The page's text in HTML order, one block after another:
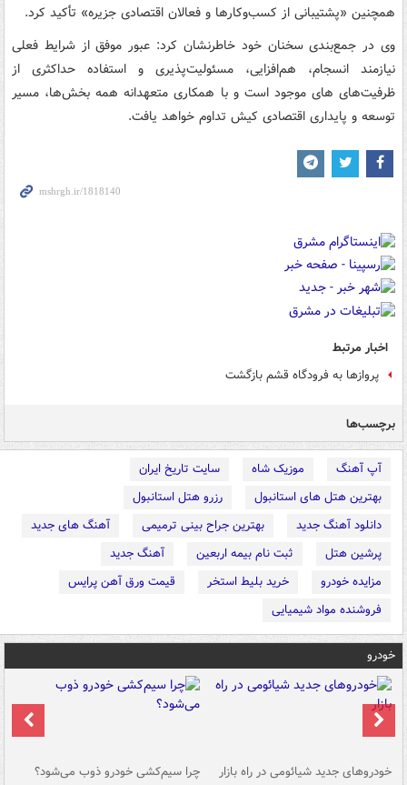
همچنین «پشتیبانی از کسب‌وکارها و فعالان اقتصادی جزیره» تأکید کرد.
وی در جمع‌بندی سخنان خود خاطرنشان کرد: عبور موفق از شرایط فعلی
نیازمند انسجام، هم‌افزایی، مسئولیت‌پذیری و استفاده حداکثری از
ظرفیت‌های های موجود است و با همکاری متعهدانه همه بخش‌ها، مسیر
توسعه و پایداری اقتصادی کیش تداوم خواهد یافت.
اخبار مرتبط
پروازها به فرودگاه قشم بازگشت
برچسب‌ها
آپ آهنگ موزیک شاه
سایت تاریخ ایران
بهترین هتل های استانبول
رزرو هتل استانبول
دانلود آهنگ جدید
بهترین جراح بینی ترمیمی
آهنگ های جدید
پرشین هتل
ثبت نام بیمه اربعین
آهنگ جدید
مزایده خودرو
خرید بلیط استخر
قیمت ورق آهن پرایس
فروشنده مواد شیمیایی
خودرو
خودروهای جدید شیائومی در راه بازار چرا سیم‌کشی خودرو ذوب می‌شود؟